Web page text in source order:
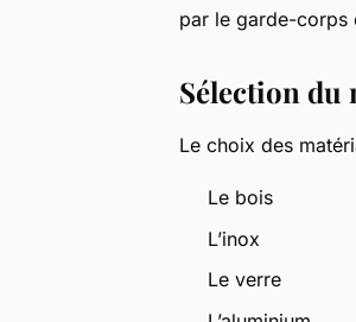
par le garde-corps
Sélection du
Le choix des
Le bois
L’inox
Le verre